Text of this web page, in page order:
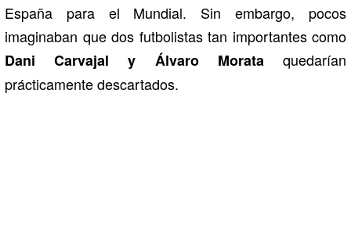
España para el Mundial. Sin embargo, pocos
imaginaban que dos futbolistas tan importantes como
Dani Carvajal y Álvaro Morata
quedarían
prácticamente descartados.